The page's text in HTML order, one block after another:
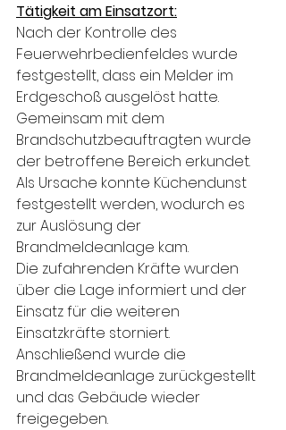
Tätigkeit am Einsatzort:
Nach der Kontrolle des
Feuerwehrbedienfeldes wurde
festgestellt, dass ein Melder im
Erdgeschoß ausgelöst hatte.
Gemeinsam mit dem
Brandschutzbeauftragten wurde
der betroffene Bereich erkundet.
Als Ursache konnte Küchendunst
festgestellt werden, wodurch es
zur Auslösung der
Brandmeldeanlage kam.
Die zufahrenden Kräfte wurden
über die Lage informiert und der
Einsatz für die weiteren
Einsatzkräfte storniert.
Anschließend wurde die
Brandmeldeanlage zurückgestellt
und das Gebäude wieder
freigegeben.